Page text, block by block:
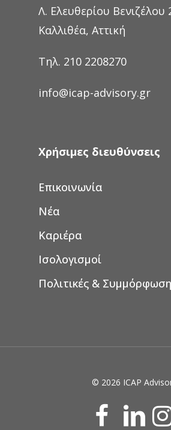
Λ. Ελευθερίου Βενιζέλου
Καλλιθέα, Αττική
Τηλ. 210 2208270
info@icap-advisory.gr
Χρήσιμες διευθύνσεις
Επικοινωνία
Νέα
Καριέρα
Ισολογισμοί
Πολιτικές & Συμμόρφωση
© 2026 ICAP
facebooklinkedin